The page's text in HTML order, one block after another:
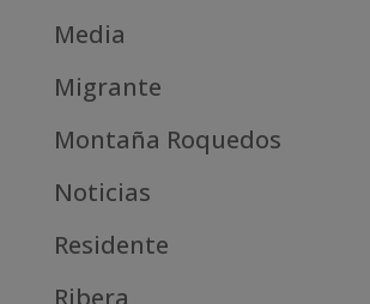
Media
Migrante
Montaña Roquedos
Noticias
Residente